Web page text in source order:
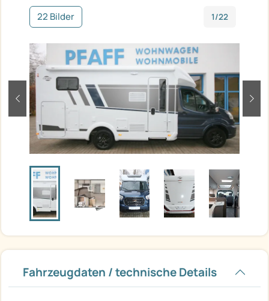
22 Bilder 1/22
zurück
Fahrzeugdaten / technische Details